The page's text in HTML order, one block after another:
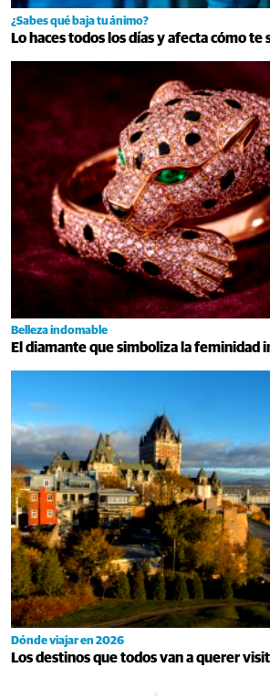
¿Sabes qué baja tu ánimo?
Lo haces todos los días y afecta cómo te
Belleza indomable
El diamante que simboliza la feminidad
Dónde viajar en 2026
Los destinos que todos van a querer